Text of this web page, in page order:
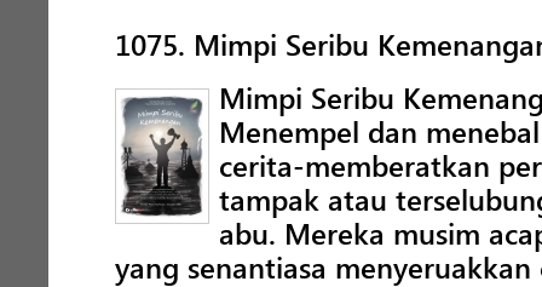
1075. Mimpi Seribu
Mimpi Seribu
Menempel dan
cerita-memberatkan
tampak atau
abu. Mereka musim
yang senantiasa